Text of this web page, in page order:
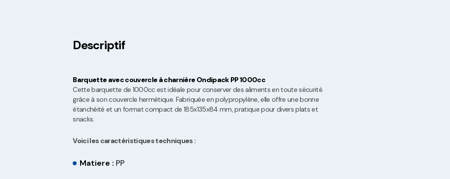
Descriptif
Barquette avec couvercle à charnière Ondipack PP 1000cc
Cette barquette de 1000cc est idéale pour conserver des aliments en toute sécurité
grâce à son couvercle hermétique. Fabriquée en polypropylène, elle offre une bonne
étanchéité et un format compact de 185x135x84 mm, pratique pour divers plats et
snacks.
Voici les caractéristiques techniques :
Matiere :PP